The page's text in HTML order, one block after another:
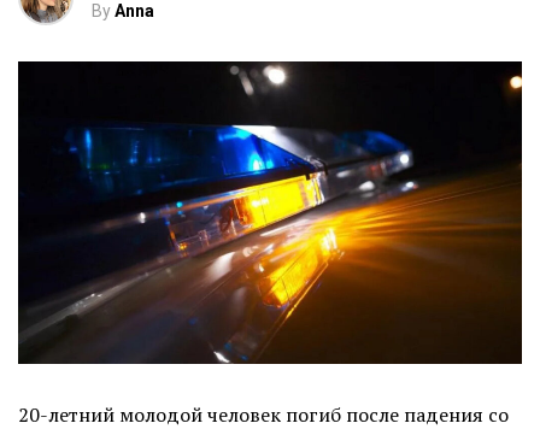
ByAnna
20-летний молодой человек погиб после падения со